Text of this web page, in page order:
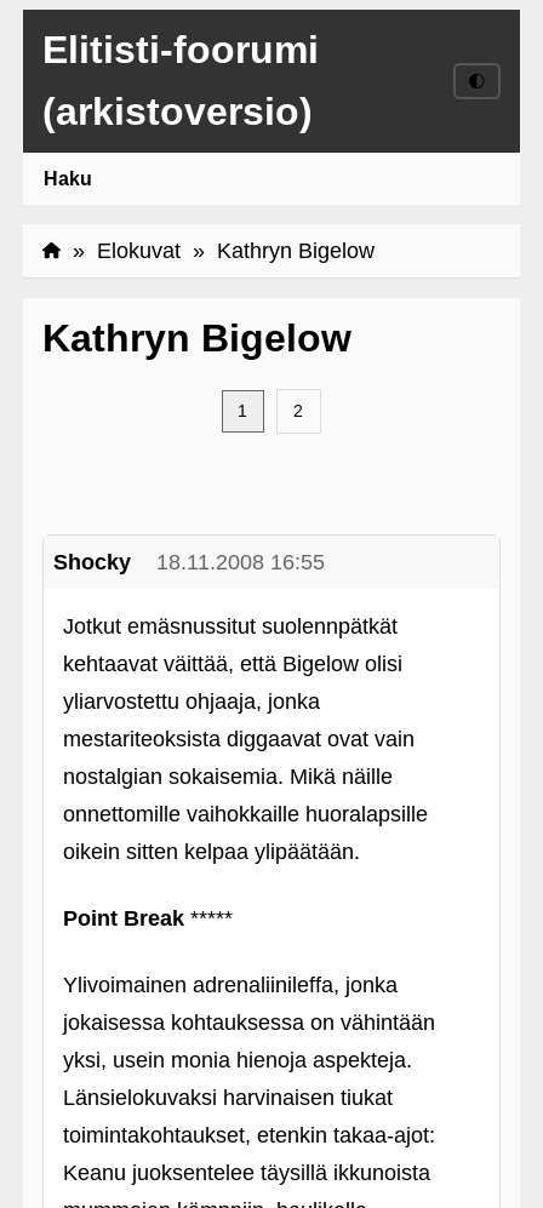
Elitisti-foorumi
(arkistoversio)
🌓
Haku
» Elokuvat» Kathryn Bigelow
Kathryn Bigelow
1 2
Shocky 18.11.2008 16:55
Jotkut emäsnussitut suolennpätkät
kehtaavat väittää, että Bigelow olisi
yliarvostettu ohjaaja, jonka
mestariteoksista diggaavat ovat vain
nostalgian sokaisemia. Mikä näille
onnettomille vaihokkaille huoralapsille
oikein sitten kelpaa ylipäätään.
Point Break*****
Ylivoimainen adrenaliinileffa, jonka
jokaisessa kohtauksessa on vähintään
yksi, usein monia hienoja aspekteja.
Länsielokuvaksi harvinaisen tiukat
toimintakohtaukset, etenkin takaa-ajot:
Keanu juoksentelee täysillä ikkunoista